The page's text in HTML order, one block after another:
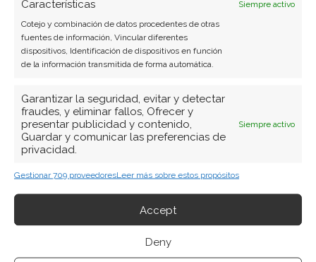
Características
Siempre activo
Cotejo y combinación de datos procedentes de otras
fuentes de información, Vincular diferentes
dispositivos, Identificación de dispositivos en función
de la información transmitida de forma automática.
Garantizar la seguridad, evitar y detectar
fraudes, y eliminar fallos, Ofrecer y
presentar publicidad y contenido,
Guardar y comunicar las preferencias de
privacidad.
Siempre activo
Gestionar 709 proveedoresLeer más sobre estos propósitos
Accept
Deny
Ver todos los artículos →